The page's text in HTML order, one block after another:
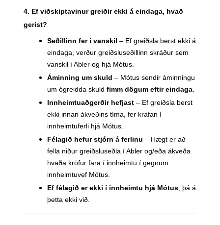
4. Ef viðskiptavinur greiðir ekki á eindaga, hvað
gerist?
Seðillinn fer í vanskil – Ef greiðsla berst ekki á
eindaga, verður greiðsluseðillinn skráður sem
vanskil í Abler og hjá Mótus.
Áminning um skuld – Mótus sendir áminningu
um ógreidda skuld fimm dögum eftir eindaga
Innheimtuaðgerðir hefjast – Ef greiðsla berst
ekki innan ákveðins tíma, fer krafan í
innheimtuferli hjá Mótus.
Félagið hefur stjórn á ferlinu – Hægt er að
fella niður greiðsluseðla í Abler og/eða ákveða
hvaða kröfur fara í innheimtu í gegnum
innheimtuvef Mótus.
Ef félagið er ekki í innheimtu hjá Mótus , þá á
þetta ekki við.